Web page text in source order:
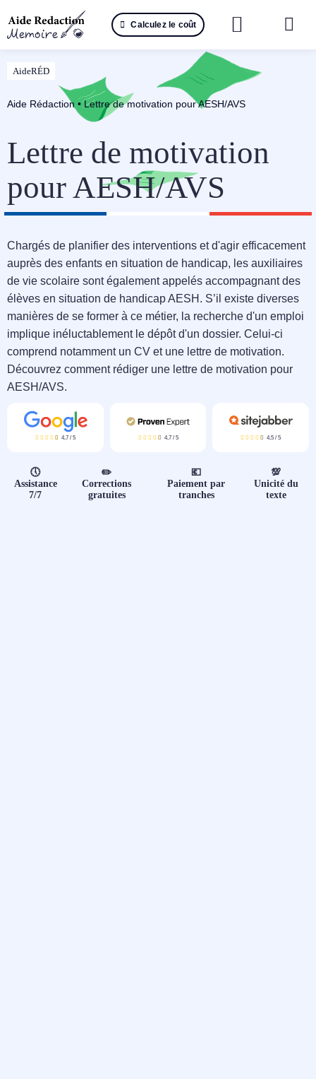
au
contenu
Calculez le coût
📝
📝
📝
📝
🚀
📄
AideRÉD
Aide Rédaction •Lettre de motivation pour AESH/AVS
Lettre de motivation
pour AESH/AVS
Chargés de planifier des interventions et d'agir efficacement
auprès des enfants en situation de handicap, les auxiliaires
de vie scolaire sont également appelés accompagnant des
élèves en situation de handicap AESH. S’il existe diverses
manières de se former à ce métier, la recherche d'un emploi
implique inéluctablement le dépôt d'un dossier. Celui-ci
comprend notamment un CV et une lettre de motivation.
Découvrez comment rédiger une lettre de motivation pour
AESH/AVS.
4,7 / 5 4,7/ 5 4,5 / 5
🕔
Assistance
7/7
✏️
Corrections
gratuites
💶
Paiement par
tranches
💯
Unicité du
texte